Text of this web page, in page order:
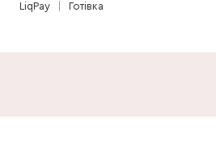
LiqPay Готівка